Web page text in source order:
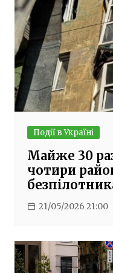
Події в Україні
Майже 30
чотири
21/05/2026 21:00